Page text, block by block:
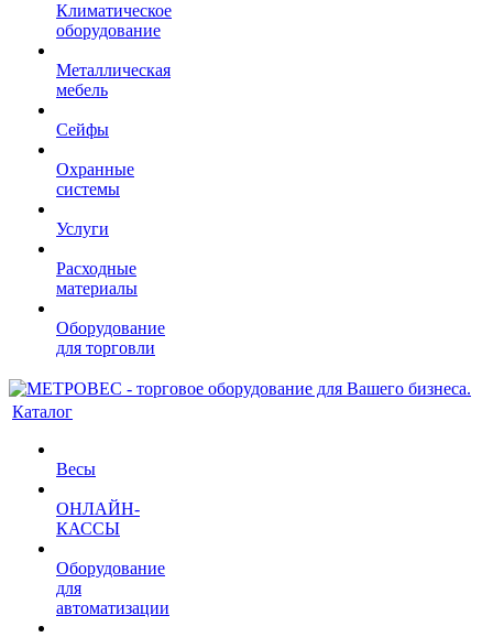
Климатическое
оборудование
Металлическая
мебель
Сейфы
Охранные
системы
Услуги
Расходные
материалы
Оборудование
для торговли
Каталог
Весы
ОНЛАЙН-
КАССЫ
Оборудование
для
автоматизации